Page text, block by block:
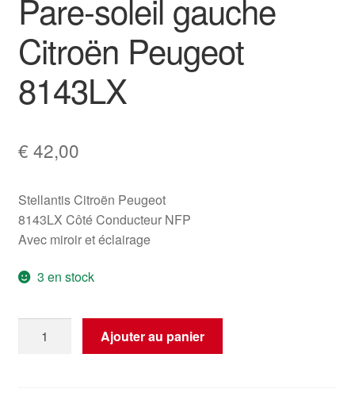
Pare-soleil gauche
Citroën Peugeot
8143LX
€ 42,00
Stellantis Citroën Peugeot
8143LX Côté Conducteur NFP
Avec miroir et éclairage
3 en stock
Ajouter au panier